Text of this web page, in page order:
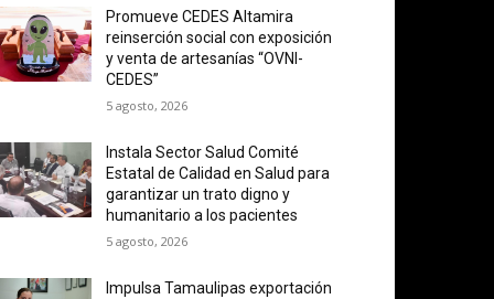
Promueve CEDES Altamira
reinserción social con exposición
y venta de artesanías “OVNI-
CEDES”
5 agosto, 2026
Instala Sector Salud Comité
Estatal de Calidad en Salud para
garantizar un trato digno y
humanitario a los pacientes
5 agosto, 2026
Impulsa Tamaulipas exportación